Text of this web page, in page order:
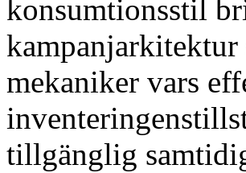
konsumtionsstil
mekaniker vars
tillgänglig